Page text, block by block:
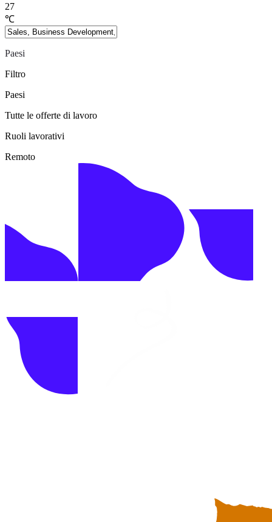
27
℃
Paesi
Filtro
Paesi
Tutte le offerte di lavoro
Ruoli lavorativi
Remoto